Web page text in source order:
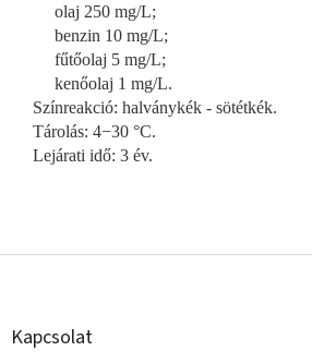
olaj 250 mg/L;
benzin 10 mg/L;
fűtőolaj 5 mg/L;
kenőolaj 1 mg/L.
Színreakció: halványkék - sötétkék.
Tárolás: 4−30 °C.
Lejárati idő: 3 év.
L
Kapcsolat